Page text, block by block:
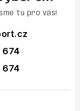
tu pro vás!
674
674